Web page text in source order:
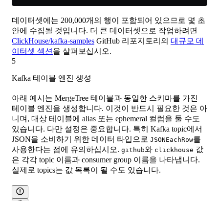
데이터셋에는 200,000개의 행이 포함되어 있으므로 몇 초
안에 수집될 것입니다. 더 큰 데이터셋으로 작업하려면
ClickHouse/kafka-samples GitHub 리포지토리의 대규모 데
이터셋 섹션을 살펴보십시오.
5
Kafka 테이블 엔진 생성
아래 예시는 MergeTree 테이블과 동일한 스키마를 가진
테이블 엔진을 생성합니다. 이것이 반드시 필요한 것은 아
니며, 대상 테이블에 alias 또는 ephemeral 컬럼을 둘 수도
있습니다. 다만 설정은 중요합니다. 특히 Kafka topic에서
JSON을 소비하기 위한 데이터 타입으로 JSONEachRow를
사용한다는 점에 유의하십시오. github와 clickhouse 값
은 각각 topic 이름과 consumer group 이름을 나타냅니다.
실제로 topics는 값 목록이 될 수도 있습니다.